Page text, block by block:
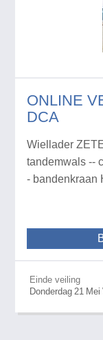
ONLINE
DCA
Wiellader
tandemwals --
- bandenkraan
Einde veiling
Donderdag 21 Mei